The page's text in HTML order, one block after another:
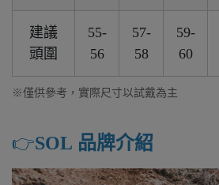
建議
頭圍
55-
56
57-
58
59-
60
※僅供參考，實際尺寸以試戴為主
👉️SOL 品牌介紹